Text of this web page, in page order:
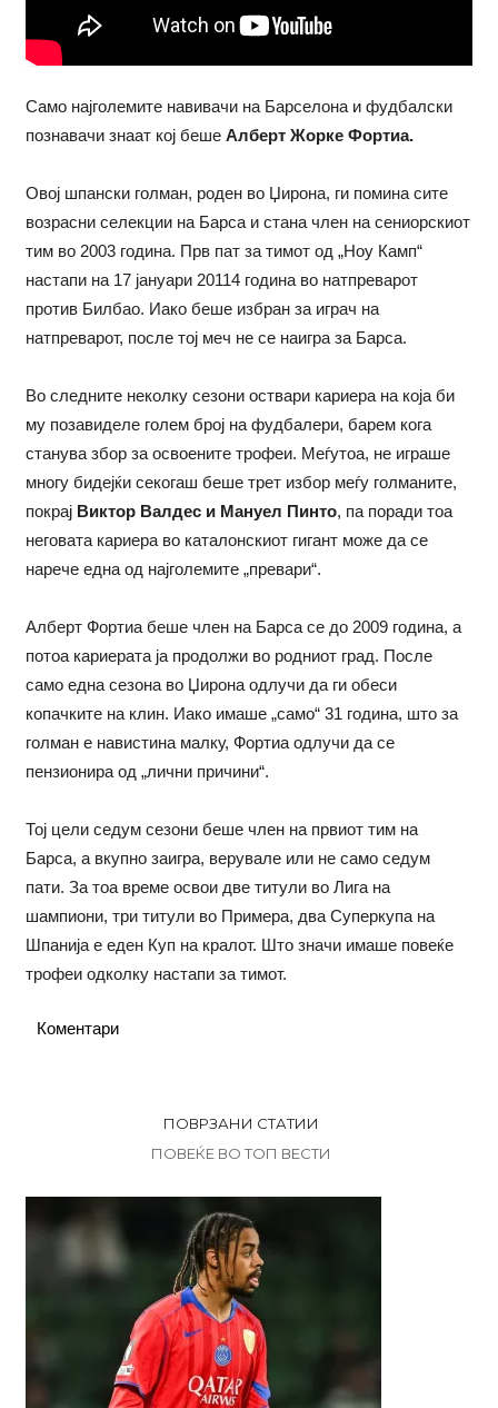
Само најголемите навивачи на Барселона и фудбалски
познавачи знаат кој беше Алберт Жорке Фортиа.
Овој шпански голман, роден во Џирона, ги помина сите
возрасни селекции на Барса и стана член на сениорскиот
тим во 2003 година. Прв пат за тимот од „Ноу Камп“
настапи на 17 јануари 20114 година во натпреварот
против Билбао. Иако беше избран за играч на
натпреварот, после тој меч не се наигра за Барса.
Во следните неколку сезони оствари кариера на која би
му позавиделе голем број на фудбалери, барем кога
станува збор за освоените трофеи. Меѓутоа, не играше
многу бидејќи секогаш беше трет избор меѓу голманите,
покрај Виктор Валдес и Мануел Пинто, па поради тоа
неговата кариера во каталонскиот гигант може да се
нарече една од најголемите „превари“.
Алберт Фортиа беше член на Барса се до 2009 година, а
потоа кариерата ја продолжи во родниот град. После
само една сезона во Џирона одлучи да ги обеси
копачките на клин. Иако имаше „само“ 31 година, што за
голман е навистина малку, Фортиа одлучи да се
пензионира од „лични причини“.
Тој цели седум сезони беше член на првиот тим на
Барса, а вкупно заигра, верувале или не само седум
пати. За тоа време освои две титули во Лига на
шампиони, три титули во Примера, два Суперкупа на
Шпанија е еден Куп на кралот. Што значи имаше повеќе
трофеи одколку настапи за тимот.
Коментари
ПОВРЗАНИ СТАТИИ
ПОВЕЌЕ ВО ТОП ВЕСТИ